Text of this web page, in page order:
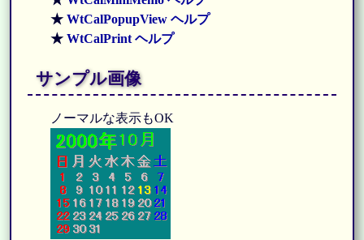
★ WtCalPopupView ヘルプ
★ WtCalPrint ヘルプ
サンプル画像
ノーマルな表示もOK